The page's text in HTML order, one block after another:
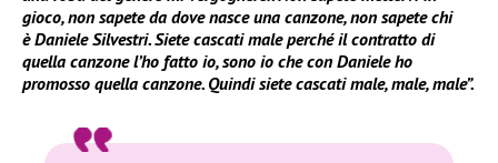
gioco, non sapete da dove nasce una canzone, non sapete chi
è Daniele Silvestri. Siete cascati male perché il contratto di
quella canzone l’ho fatto io, sono io che con Daniele ho
promosso quella canzone. Quindi siete cascati male, male, male”.